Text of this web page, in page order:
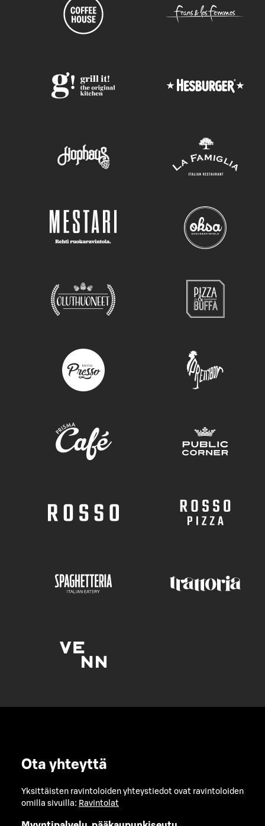
Ota yhteyttä
Yksittäisten ravintoloiden yhteystiedot ovat ravintoloiden
omilla sivuilla: Ravintolat